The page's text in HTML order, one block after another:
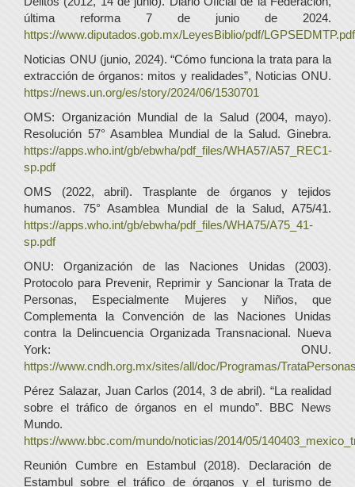
última reforma 7 de junio de 2024.
https://www.diputados.gob.mx/LeyesBiblio/pdf/LGPSEDMTP.pdf
Noticias ONU (junio, 2024). “Cómo funciona la trata para la
extracción de órganos: mitos y realidades”, Noticias ONU.
https://news.un.org/es/story/2024/06/1530701
OMS: Organización Mundial de la Salud (2004, mayo).
Resolución 57° Asamblea Mundial de la Salud. Ginebra.
https://apps.who.int/gb/ebwha/pdf_files/WHA57/A57_REC1-
sp.pdf
OMS (2022, abril). Trasplante de órganos y tejidos
humanos. 75° Asamblea Mundial de la Salud, A75/41.
https://apps.who.int/gb/ebwha/pdf_files/WHA75/A75_41-
sp.pdf
ONU: Organización de las Naciones Unidas (2003).
Protocolo para Prevenir, Reprimir y Sancionar la Trata de
Personas, Especialmente Mujeres y Niños, que
Complementa la Convención de las Naciones Unidas
contra la Delincuencia Organizada Transnacional. Nueva
York: ONU.
https://www.cndh.org.mx/sites/all/doc/Programas/
Pérez Salazar, Juan Carlos (2014, 3 de abril). “La realidad
sobre el tráfico de órganos en el mundo”. BBC News
Mundo.
https://www.bbc.com/mundo/noticias/2014/05/
Reunión Cumbre en Estambul (2018). Declaración de
Estambul sobre el tráfico de órganos y el turismo de